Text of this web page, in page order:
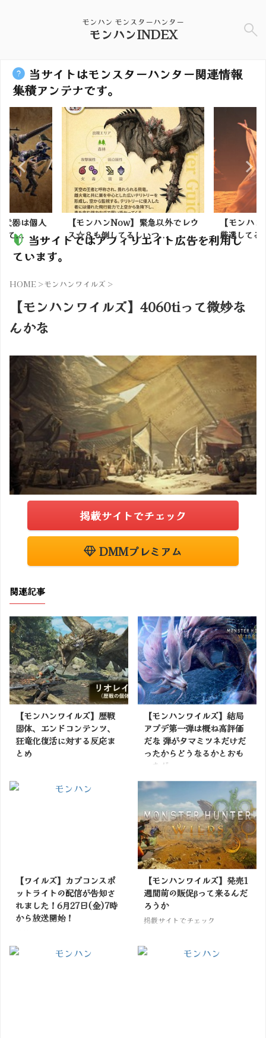
モンハン モンスターハンター
モンハンINDEX
当サイトはモンスターハンター関連情報
集積アンテナです。
【モンハンNow】緊急以外でレウ
ス☆８も倒してるしいつ...
【モンハンワイルズ】ア
厳選してる人は少ない？
当サイトではアフィリエイト広告を利用し
ています。
HOME >モンハンワイルズ >
【モンハンワイルズ】4060tiって微妙な
んかな
掲載サイトでチェック
DMMプレミアム
関連記事
【モンハンワイルズ】歴戦
固体、エンドコンテンツ、
狂竜化復活に対する反応ま
とめ
【モンハンワイルズ】結局
アプデ第一弾は概ね高評価
だな 弾がタマミツネだけだ
ったからどうなるかとおも
ったが
掲載サイトでチェック
【ワイルズ】カプコンスポ
ットライトの配信が告知さ
れました！6月27日(金)7時
から放送開始！
【モンハンワイルズ】発売1
週間前の販促βって来るんだ
ろうか
掲載サイトでチェック